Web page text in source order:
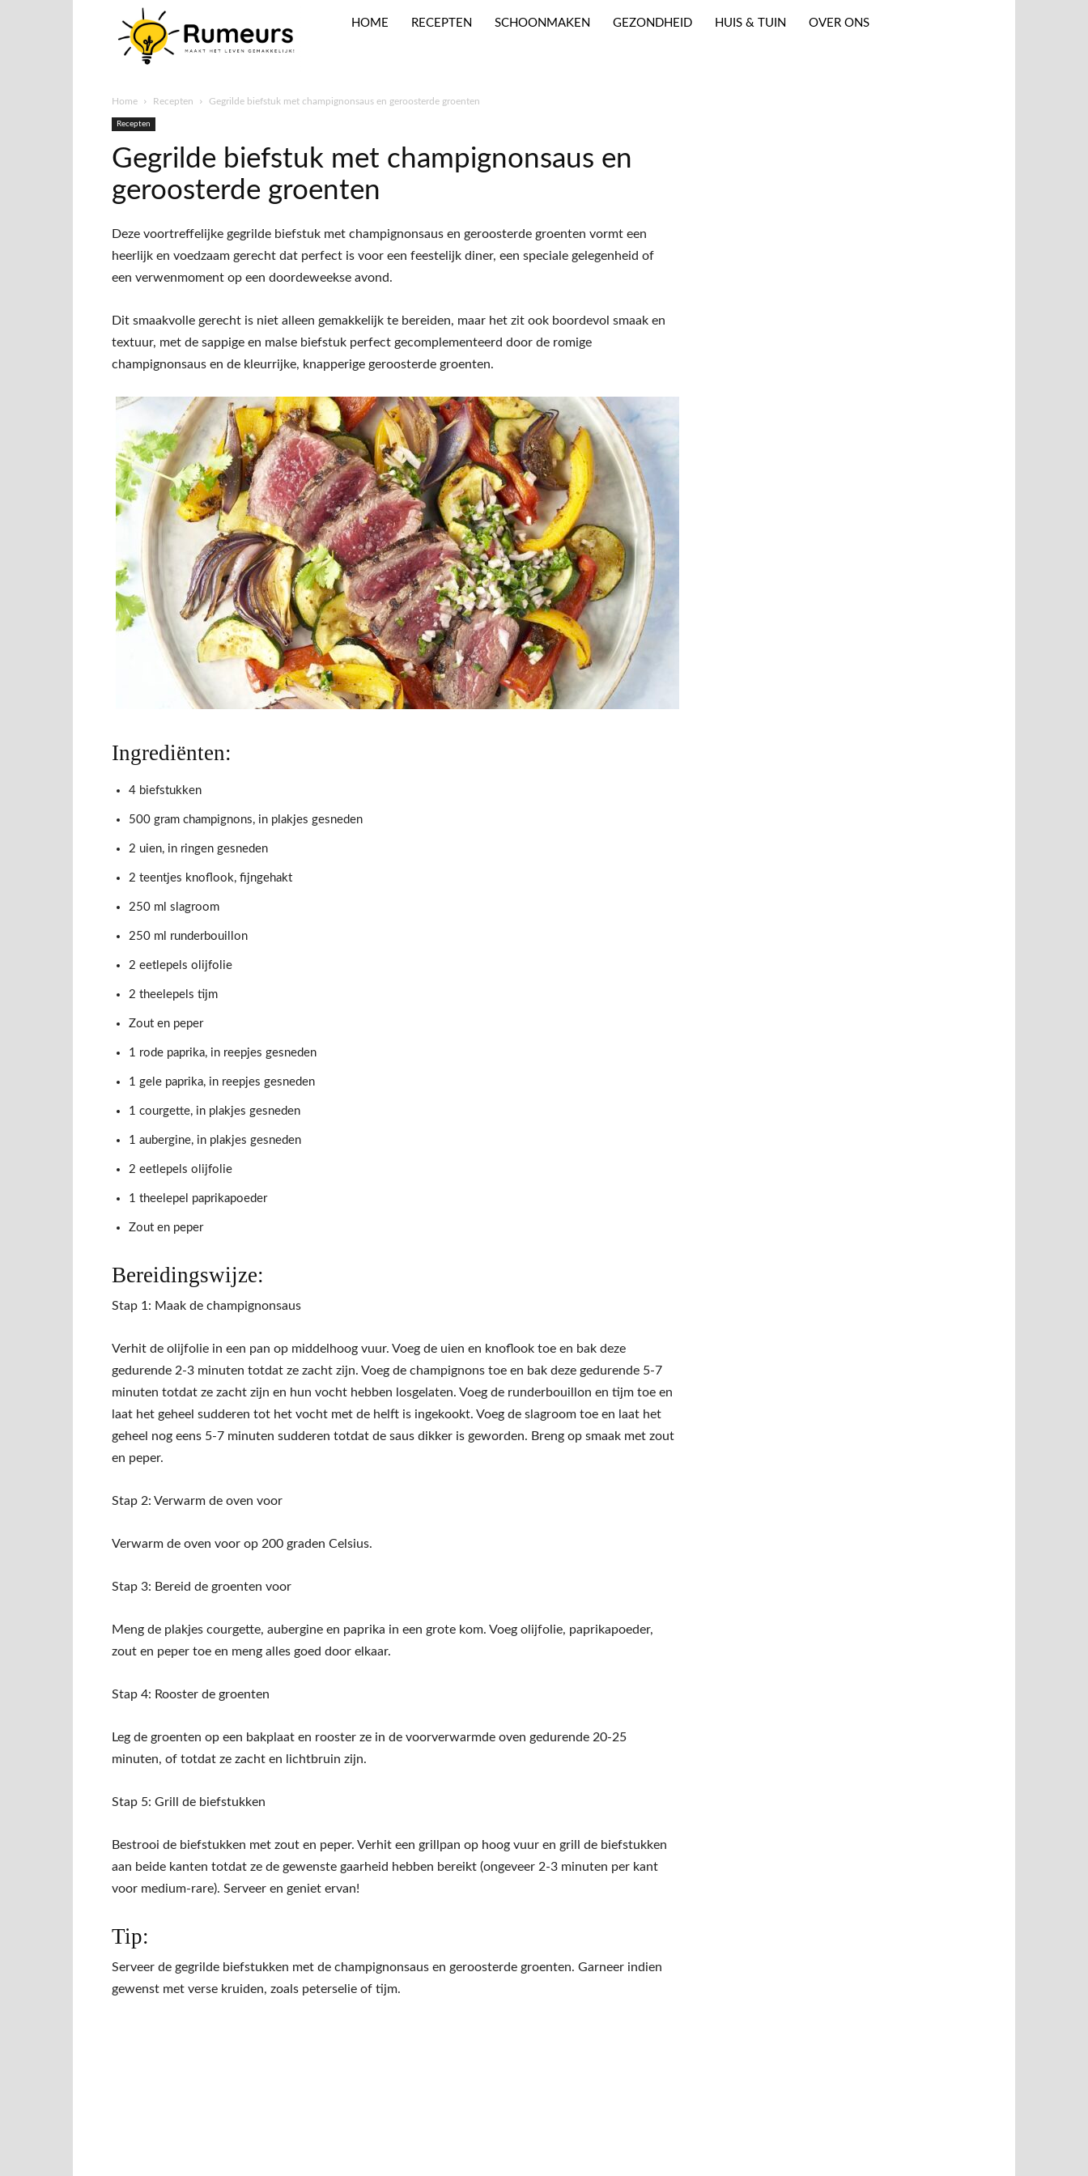
HOME RECEPTEN SCHOONMAKEN GEZONDHEID HUIS & TUIN OVER ONS
Home Recepten Gegrilde biefstuk met champignonsaus en geroosterde groenten
Recepten
Gegrilde biefstuk met champignonsaus en
geroosterde groenten
Deze voortreffelijke gegrilde biefstuk met champignonsaus en geroosterde groenten vormt een
heerlijk en voedzaam gerecht dat perfect is voor een feestelijk diner, een speciale gelegenheid of
een verwenmoment op een doordeweekse avond.
Dit smaakvolle gerecht is niet alleen gemakkelijk te bereiden, maar het zit ook boordevol smaak en
textuur, met de sappige en malse biefstuk perfect gecomplementeerd door de romige
champignonsaus en de kleurrijke, knapperige geroosterde groenten.
Ingrediënten:
4 biefstukken
500 gram champignons, in plakjes gesneden
2 uien, in ringen gesneden
2 teentjes knoflook, fijngehakt
250 ml slagroom
250 ml runderbouillon
2 eetlepels olijfolie
2 theelepels tijm
Zout en peper
1 rode paprika, in reepjes gesneden
1 gele paprika, in reepjes gesneden
1 courgette, in plakjes gesneden
1 aubergine, in plakjes gesneden
2 eetlepels olijfolie
1 theelepel paprikapoeder
Zout en peper
Bereidingswijze:
Stap 1: Maak de champignonsaus
Verhit de olijfolie in een pan op middelhoog vuur. Voeg de uien en knoflook toe en bak deze
gedurende 2-3 minuten totdat ze zacht zijn. Voeg de champignons toe en bak deze gedurende 5-7
minuten totdat ze zacht zijn en hun vocht hebben losgelaten. Voeg de runderbouillon en tijm toe en
laat het geheel sudderen tot het vocht met de helft is ingekookt. Voeg de slagroom toe en laat het
geheel nog eens 5-7 minuten sudderen totdat de saus dikker is geworden. Breng op smaak met zout
en peper.
Stap 2: Verwarm de oven voor
Verwarm de oven voor op 200 graden Celsius.
Stap 3: Bereid de groenten voor
Meng de plakjes courgette, aubergine en paprika in een grote kom. Voeg olijfolie, paprikapoeder,
zout en peper toe en meng alles goed door elkaar.
Stap 4: Rooster de groenten
Leg de groenten op een bakplaat en rooster ze in de voorverwarmde oven gedurende 20-25
minuten, of totdat ze zacht en lichtbruin zijn.
Stap 5: Grill de biefstukken
Bestrooi de biefstukken met zout en peper. Verhit een grillpan op hoog vuur en grill de biefstukken
aan beide kanten totdat ze de gewenste gaarheid hebben bereikt (ongeveer 2-3 minuten per kant
voor medium-rare). Serveer en geniet ervan!
Tip:
Serveer de gegrilde biefstukken met de champignonsaus en geroosterde groenten. Garneer indien
gewenst met verse kruiden, zoals peterselie of tijm.